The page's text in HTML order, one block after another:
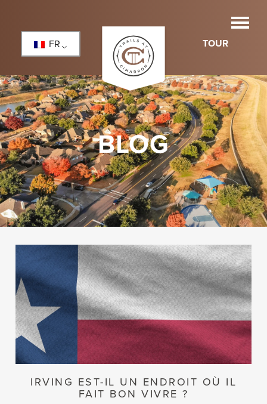
FR TOUR
BLOG
IRVING EST-IL UN ENDROIT OÙ IL
FAIT BON VIVRE ?